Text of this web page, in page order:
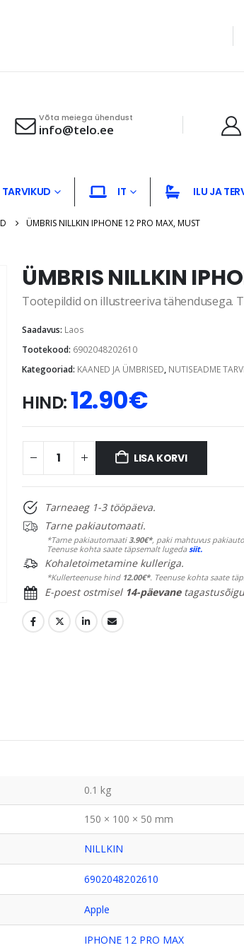
Võta meiega ühendust
info@telo.ee
IT ILU JA
ÜMBRIS NILLKIN IPHONE 12 PRO MAX, MUST
ÜMBRIS NILLKIN
Tootepildid on illustreeriva tähendusega.
Saadavus: Laos
Tootekood: 6902048202610
Kategooriad: KAANED JA ÜMBRISED, NUTISEADME
HIND:12.90€
LISA KORVI
Tarneaeg 1-3 tööpäeva.
Tarne pakiautomaati.
*Tarne pakiautomaati3.90€*, paki mahtuvus
Teenuse kohta saate täpsemalt lugedasiit.
Kohaletoimetamine kulleriga.
*Kullerteenuse hind 12.00€*. Teenuse kohta saate
E-poest ostmisel 14-päevane
0.1 kg
150 × 100 × 50 mm
NILLKIN
6902048202610
Apple
IPHONE 12 PRO MAX